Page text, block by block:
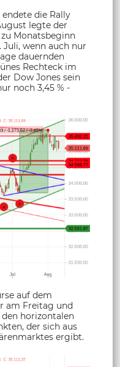
die Rally
legte der
Monatsbeginn
wenn auch nur
dauernden
Rechteck im
Dow Jones sein
noch 3,45 % -
auf dem
am Freitag und
horizontalen
der sich aus
ergibt.